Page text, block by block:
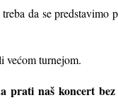
da se predstavimo
većom turnejom.
prati naš koncert bez